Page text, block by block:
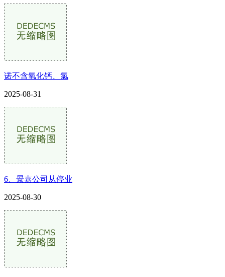
诺不含氧化钙、氯
2025-08-31
6、景嘉公司从停业
2025-08-30